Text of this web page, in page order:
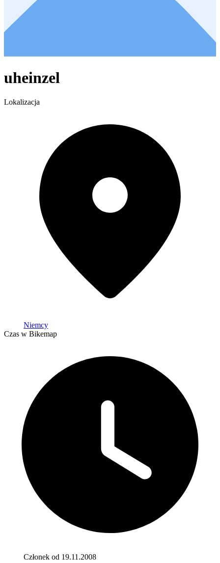
uheinzel
Lokalizacja
Niemcy
Czas w Bikemap
Członek od 19.11.2008